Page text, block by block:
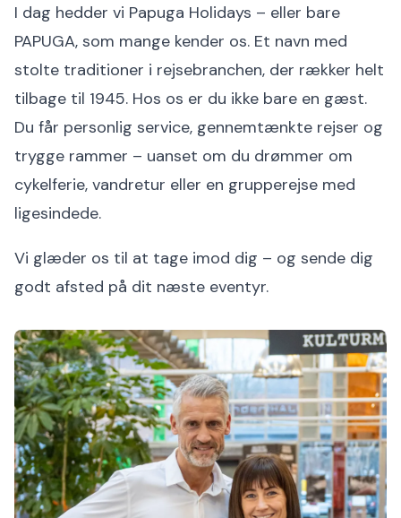
I dag hedder vi Papuga Holidays – eller bare
PAPUGA, som mange kender os. Et navn med
stolte traditioner i rejsebranchen, der rækker helt
tilbage til 1945. Hos os er du ikke bare en gæst.
Du får personlig service, gennemtænkte rejser og
trygge rammer – uanset om du drømmer om
cykelferie, vandretur eller en grupperejse med
ligesindede.
Vi glæder os til at tage imod dig – og sende dig
godt afsted på dit næste eventyr.